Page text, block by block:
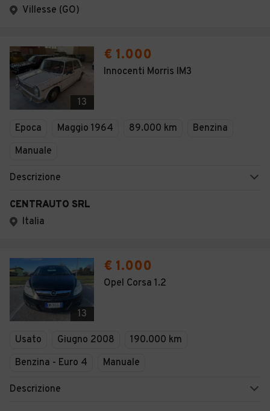
Villesse (GO)
13
€ 1.000
Innocenti Morris IM3
Epoca Maggio 1964 89.000 km
Benzina
Manuale
Descrizione
CENTRAUTO SRL
Italia
13
€ 1.000
Opel Corsa 1.2
Usato Giugno 2008
190.000 km
Benzina - Euro 4
Manuale
Descrizione